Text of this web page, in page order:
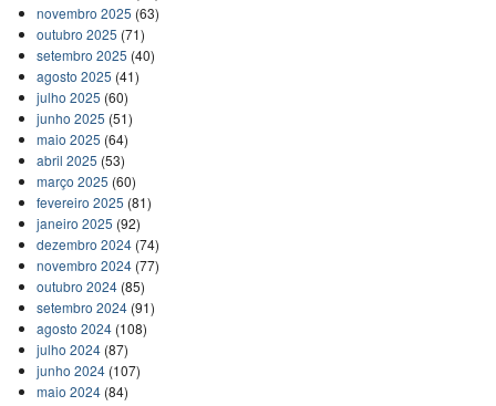
novembro 2025 (63)
outubro 2025 (71)
setembro 2025 (40)
agosto 2025 (41)
julho 2025 (60)
junho 2025 (51)
maio 2025 (64)
abril 2025 (53)
março 2025 (60)
fevereiro 2025 (81)
janeiro 2025 (92)
dezembro 2024(74)
novembro 2024(77)
outubro 2024(85)
setembro 2024(91)
agosto 2024(108)
julho 2024(87)
junho 2024(107)
maio 2024(84)